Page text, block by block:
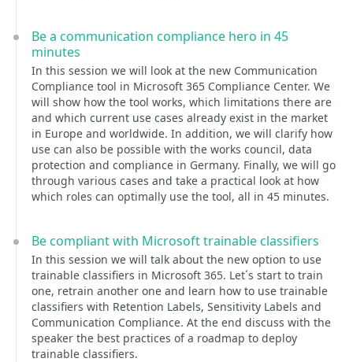
Be a communication compliance hero in 45
minutes
In this session we will look at the new Communication
Compliance tool in Microsoft 365 Compliance Center. We
will show how the tool works, which limitations there are
and which current use cases already exist in the market
in Europe and worldwide. In addition, we will clarify how
use can also be possible with the works council, data
protection and compliance in Germany. Finally, we will go
through various cases and take a practical look at how
which roles can optimally use the tool, all in 45 minutes.
Be compliant with Microsoft trainable classifiers
In this session we will talk about the new option to use
trainable classifiers in Microsoft 365. Let´s start to train
one, retrain another one and learn how to use trainable
classifiers with Retention Labels, Sensitivity Labels and
Communication Compliance. At the end discuss with the
speaker the best practices of a roadmap to deploy
trainable classifiers.